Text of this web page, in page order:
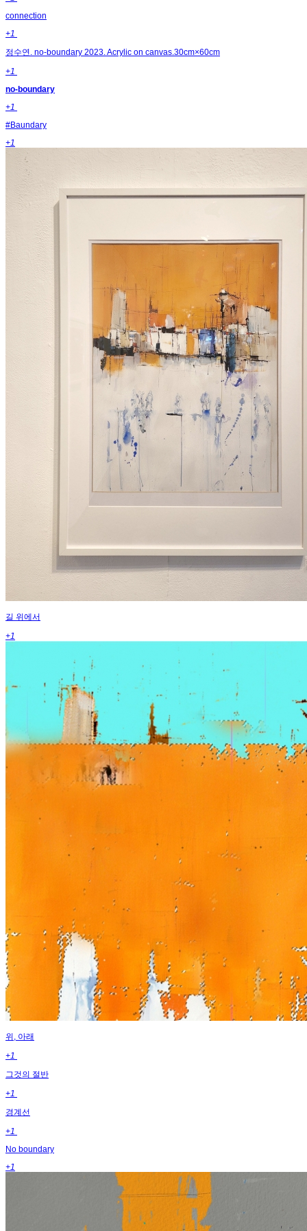
connection
+1
정수연. no-boundary 2023. Acrylic on canvas.30cm×60cm
+1
no-boundary
+1
#Baundary
+1
길 위에서
+1
위, 아래
+1
그것의 절반
+1
경계선
+1
No boundary
+1